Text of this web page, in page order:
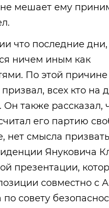
мешает ему
что последние дни,
ничем иным как
По этой
всех кто на
также рассказал,
его партию
нет смысла призвать
Януковича
презентации,
совместно с
совету